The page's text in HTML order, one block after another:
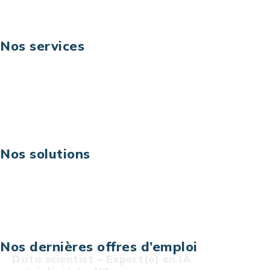
Nos services
Nos solutions
Nos dernières offres d’emploi
Data scientist – Expert(e) en IA